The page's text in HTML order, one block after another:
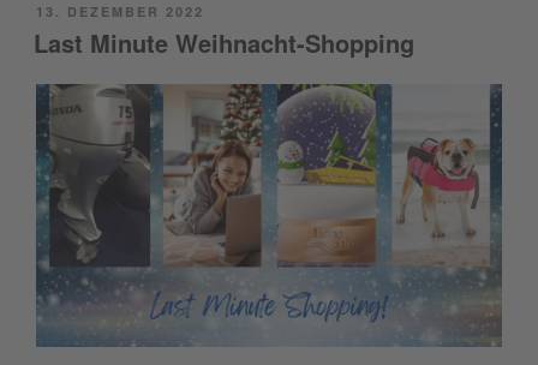
POSTED
ON
13. DEZEMBER 2022
Last Minute Weihnacht-Shopping